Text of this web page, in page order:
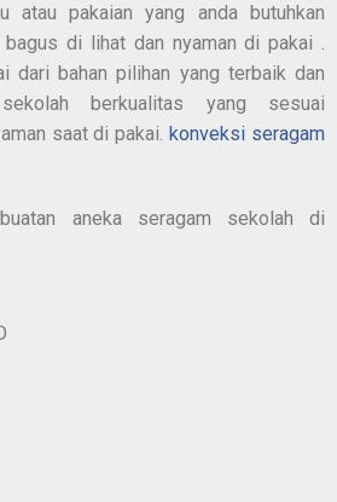
atau pakaian yang anda butuhkan
di lihat dan nyaman di pakai .
dari bahan pilihan yang terbaik dan
berkualitas yang sesuai
saat di pakai. konveksi seragam
aneka seragam sekolah di